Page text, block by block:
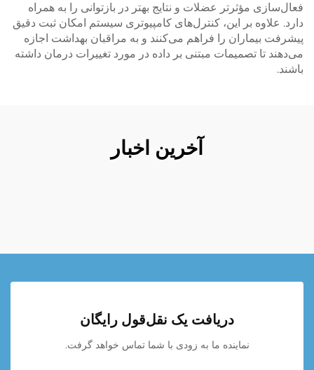
فعال‌سازی مؤثرتر عضلات و نتایج بهتر در بازتوانی را به همراه
دارد. علاوه بر این، کنترل‌های کامپیوتری سیستم امکان ثبت دقیق
پیشرفت بیماران را فراهم می‌کنند و به مراقبان بهداشت اجازه
می‌دهند تا تصمیمات مبتنی بر داده در مورد تغییرات درمان داشته
باشند.
آخرین اخبار
دریافت یک نقل‌قول رایگان
نماینده ما به زودی با شما تماس خواهد گرفت.